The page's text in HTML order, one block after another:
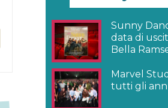
Sunny
data di
Bella
Marvel
tutti gli